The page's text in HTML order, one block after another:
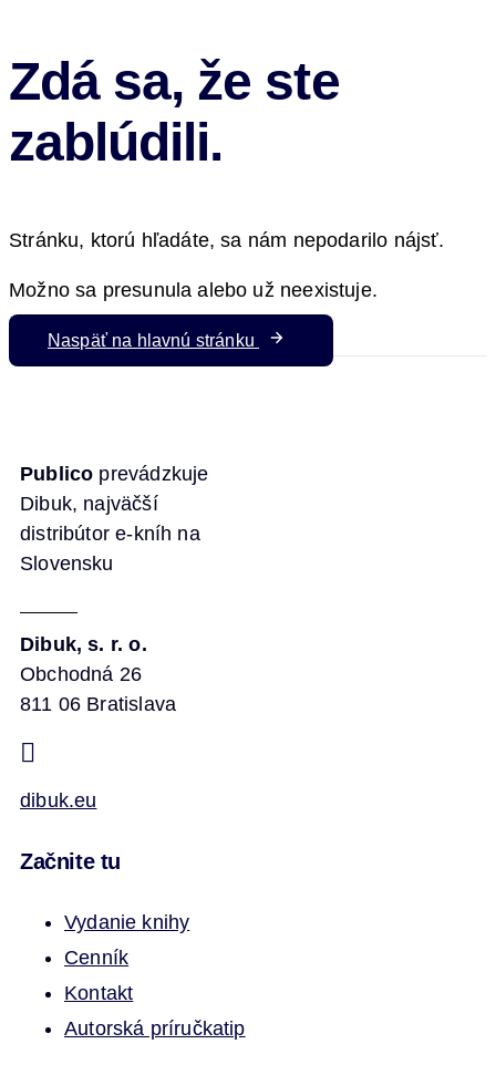
Zdá sa, že ste
zablúdili.
Stránku, ktorú hľadáte, sa nám nepodarilo nájsť.
Možno sa presunula alebo už neexistuje.
Naspäť na hlavnú stránku
Publico prevádzkuje
Dibuk, najväčší
distribútor e-kníh na
Slovensku
Dibuk, s. r. o.
Obchodná 26
811 06 Bratislava
dibuk.eu
Začnite tu
Vydanie knihy
Cenník
Kontakt
Autorská príručkatip